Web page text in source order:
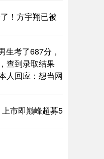
！方宇翔已被
生考了687分，
查到录取结果
人回应：想当网
市即巅峰超募5